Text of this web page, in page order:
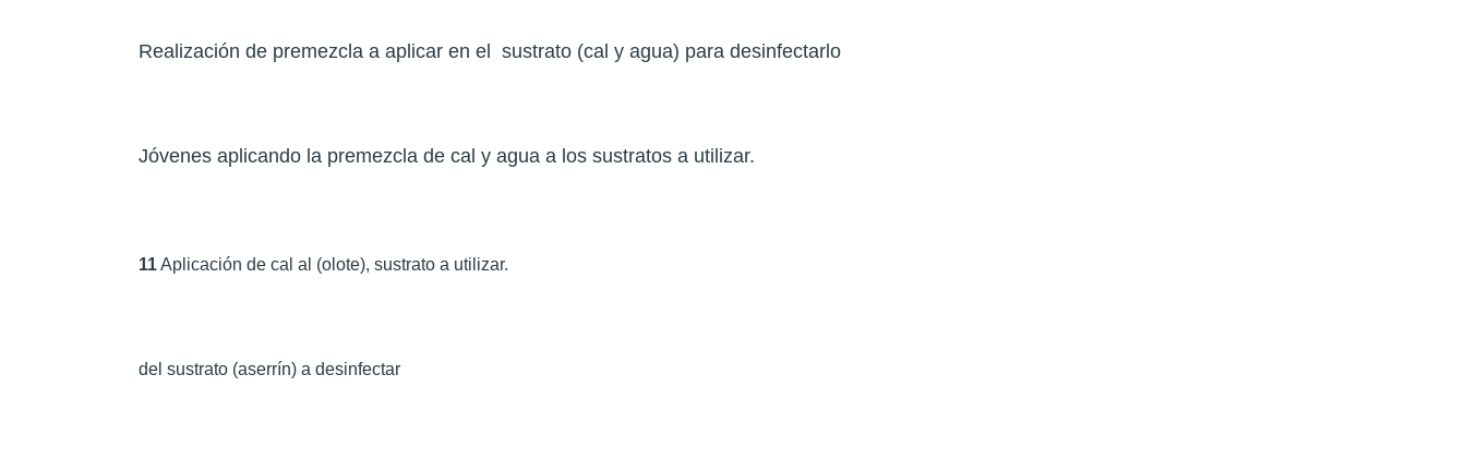
Realización de premezcla a aplicar en el sustrato (cal y agua) para desinfectarlo
Jóvenes aplicando la premezcla de cal y agua a los sustratos a utilizar.
11Aplicación de cal al (olote), sustrato a utilizar.
del sustrato (aserrín) a desinfectar